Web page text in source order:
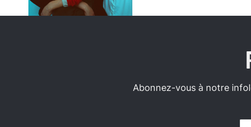
Abonnez-vous à notre